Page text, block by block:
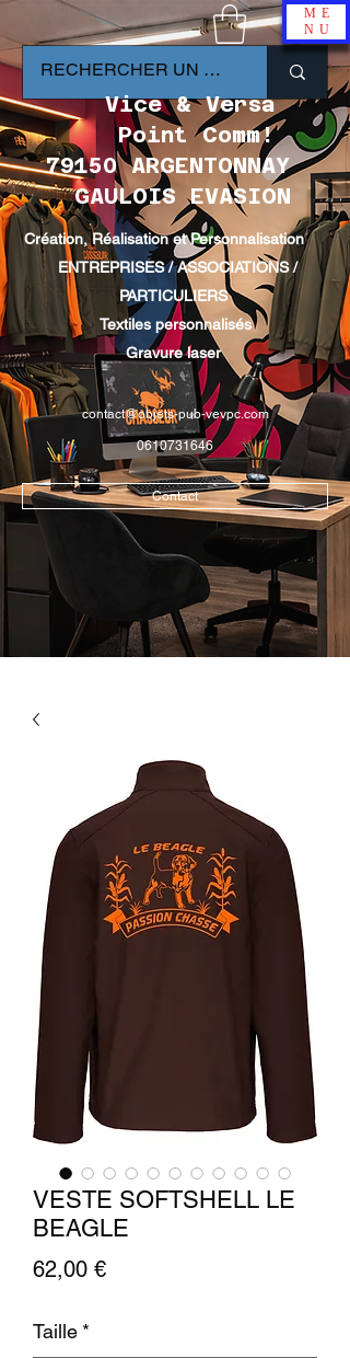
ME
NU
Vice & Versa
Point Comm!
79150 ARGENTONNAY
GAULOIS EVASION
Création, Réalisation et Personnalisation
ENTREPRISES / ASSOCIATIONS /
PARTICULIERS
Textiles personnalisés
Gravure laser
contact@objets-pub-vevpc.com
0610731646
Contact
VESTE SOFTSHELL LE
BEAGLE
62,00 €Prix
Taille *